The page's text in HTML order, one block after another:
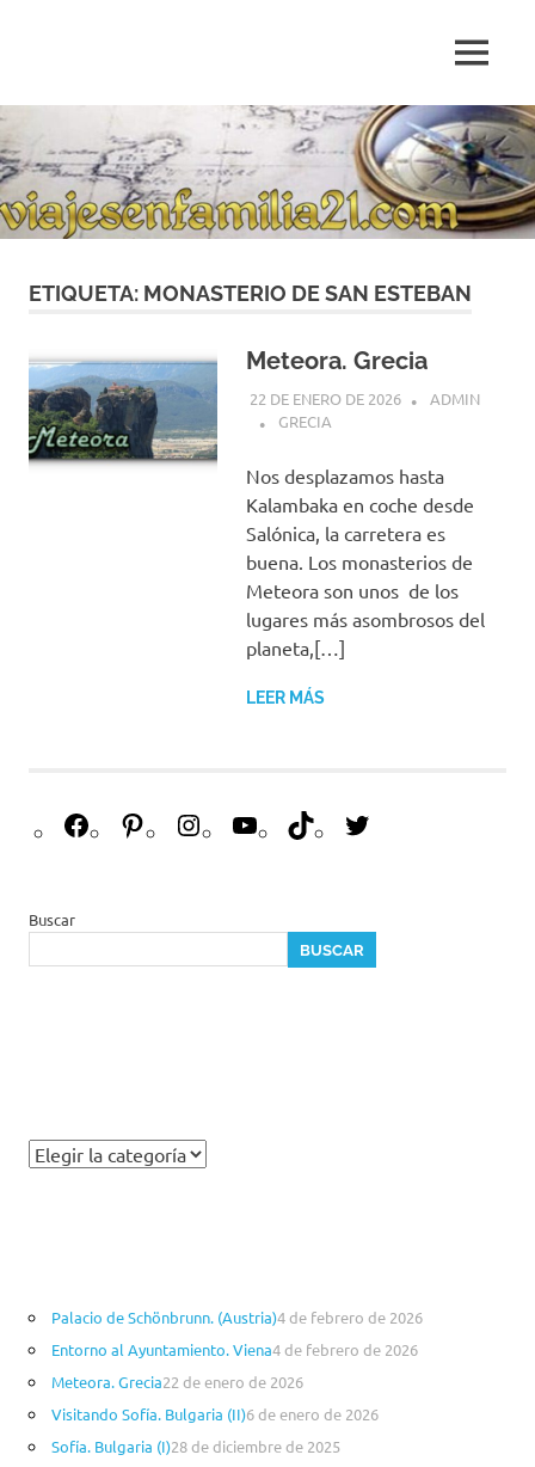
de
de
viajes
personales
MENÚ
ETIQUETA: MONASTERIO DE SAN ESTEBAN
Meteora. Grecia
22 DE ENERO DE 2026
ADMIN
GRECIA
Nos desplazamos hasta
Kalambaka en coche desde
Salónica, la carretera es
buena. Los monasterios de
Meteora son unos de los
lugares más asombrosos del
planeta,[…]
LEER MÁS
F
b
o
P
e
r
I
a
g
Y
u
b
T
o
k
t
e
Buscar
BUSCAR
C
r
í
a
s
Palacio de Schönbrunn. (Austria)4 de febrero de 2026
Entorno al Ayuntamiento. Viena4 de febrero de 2026
Meteora. Grecia22 de enero de 2026
Visitando Sofía. Bulgaria (II)6 de enero de 2026
Sofía. Bulgaria (I)28 de diciembre de 2025